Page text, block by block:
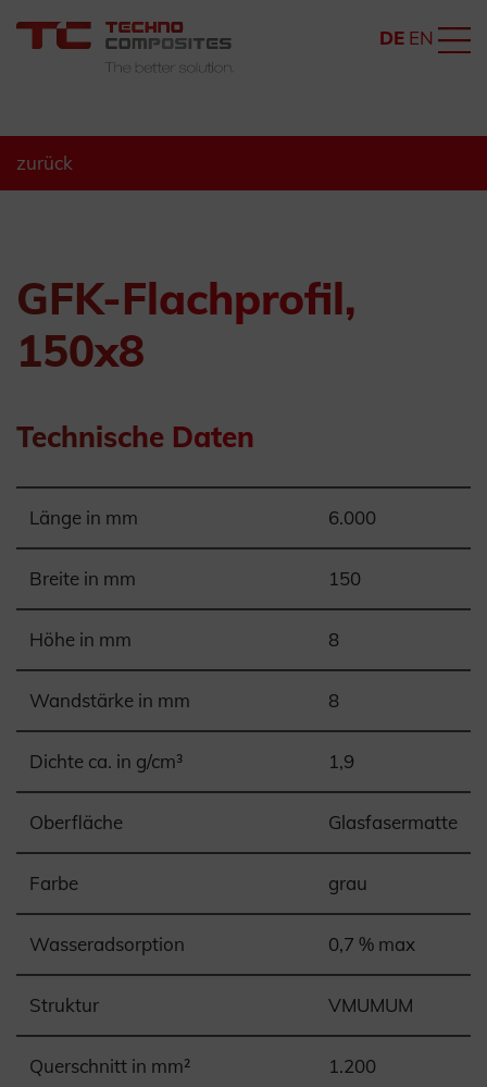
DE EN
zurück
GFK-Flachprofil,
150x8
Technische Daten
Länge in mm 6.000
Breite in mm 150
Höhe in mm 8
Wandstärke in mm 8
Dichte ca. in g/cm³ 1,9
Oberfläche Glasfasermatte
Farbe grau
Wasseradsorption 0,7 % max
Struktur VMUMUM
Querschnitt in mm² 1.200